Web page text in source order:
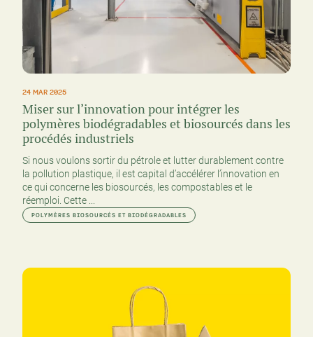
24 MAR 2025
Miser sur l’innovation pour intégrer les
polymères biodégradables et biosourcés dans les
procédés industriels
Si nous voulons sortir du pétrole et lutter durablement contre
la pollution plastique, il est capital d’accélérer l’innovation en
ce qui concerne les biosourcés, les compostables et le
réemploi. Cette ...
POLYMÈRES BIOSOURCÉS ET BIODÉGRADABLES